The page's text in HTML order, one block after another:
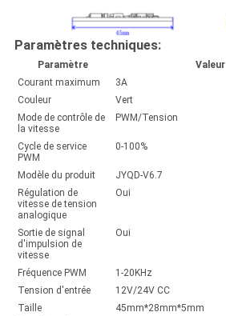
Paramètres techniques:
Paramètre
Valeur
Courant maximum
3A
Couleur
Vert
Mode de contrôle de
la vitesse
PWM/Tension
Cycle de service
PWM
0-100%
Modèle du produit
JYQD-V6.7
Régulation de
vitesse de tension
analogique
Oui
Sortie de signal
d'impulsion de
vitesse
Oui
Fréquence PWM
1-20KHz
Tension d'entrée
12V/24V CC
Taille
45mm*28mm*5mm